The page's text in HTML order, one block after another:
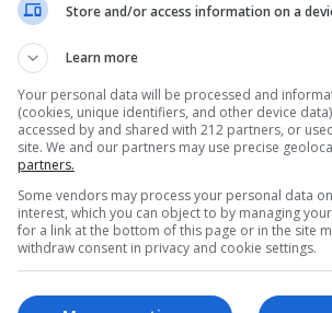
αποστασιοποιημένους
σε νυχτερινά μαγαζιά.
δισκογραφική του καριέρα.
του και να γυρίσει στο πάλκο
στο Magic Bus, ένα event που άφησε
που θα συμπεριλαμβάνει
τραγούδια από τους
σε δίσκους του καλλιτέχνες
Γ. Ζήκας, Ν.
Store and/or access information on a
Learn more
Your personal data will be processed and
(cookies, unique identifiers, and other device
accessed by and shared with 212 partners, or
site. We and our partners may use precise
partners.
Some vendors may process your personal data
interest, which you can object to by managing
for a link at the bottom of this page or in the site
withdraw consent in privacy and cookie settings.